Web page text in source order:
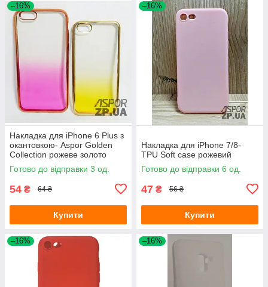
–16%
Накладка для iPhone 6 Plus з
окантовкою- Aspor Golden
Collection рожеве золото
Готово до відправки 3 од.
54 ₴ 64 ₴
Купити
–16%
Накладка для iPhone 7/8-
TPU Soft case рожевий
Готово до відправки 6 од.
47 ₴ 56 ₴
Купити
–16% –16%